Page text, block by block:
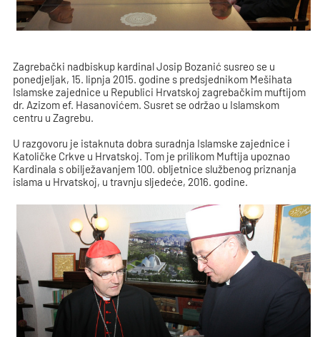
Zagrebački nadbiskup kardinal Josip Bozanić susreo se u
ponedjeljak, 15. lipnja 2015. godine s predsjednikom Mešihata
Islamske zajednice u Republici Hrvatskoj zagrebačkim muftijom
dr. Azizom ef. Hasanovićem. Susret se održao u Islamskom
centru u Zagrebu.
U razgovoru je istaknuta dobra suradnja Islamske zajednice i
Katoličke Crkve u Hrvatskoj. Tom je prilikom Muftija upoznao
Kardinala s obilježavanjem 100. obljetnice službenog priznanja
islama u Hrvatskoj, u travnju sljedeće, 2016. godine.